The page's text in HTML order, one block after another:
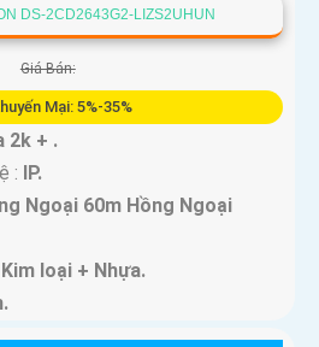
DS-2CD2643G2-LIZS2UHUN
Giá Bán:
Mại: 5%-35%
2k + .
: IP.
Ngoại 60m Hồng Ngoại
loại + Nhựa.